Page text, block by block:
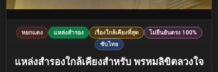
หยกแดง แหล่งสำรอง เรื่องใกล้เคียงที่สุด
ไม่ยืนยันตรง 100%
ซับไทย
แหล่งสำรองใกล้เคียงสำหรับ พรหมลิขิตลวงใจ